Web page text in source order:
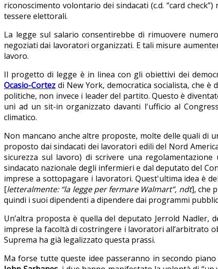
riconoscimento volontario dei sindacati (c.d. “card
tessere elettorali.
La legge sul salario consentirebbe di rimuovere
negoziati dai lavoratori organizzati. E tali misure
lavoro.
Il progetto di legge è in linea con gli obiettivi dei
Ocasio-Cortez di New York, democratica socialista, che
politiche, non invece i leader del partito. Questo è
unì ad un sit-in organizzato davanti l'ufficio al
climatico.
Non mancano anche altre proposte, molte delle quali
proposto dai sindacati dei lavoratori edili del Nord
sicurezza sul lavoro) di scrivere una
sindacato nazionale degli infermieri e dal deputato del
imprese a sottopagare i lavoratori. Quest'ultima idea è
[letteralmente: “la legge per fermare Walmart”, ndt], che
quindi i suoi dipendenti a dipendere dai programmi
Un’altra proposta è quella del deputato Jerrold Nadler,
imprese la facoltà di costringere i lavoratori all’arbitrato
Suprema ha già legalizzato questa prassi.
Ma forse tutte queste idee passeranno in secondo